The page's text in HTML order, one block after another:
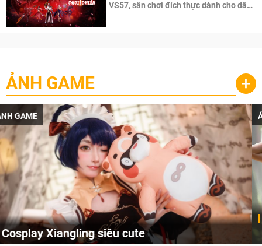
VS57, sân chơi đích thực dành cho dân
ẢNH GAME +
ẢNH GAME
Lala Croft vừa nóng vừa xinh dưới nét vẽ của
AI